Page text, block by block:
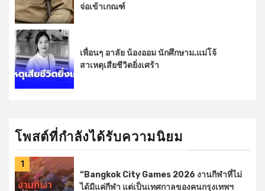
จ่อเข้าเกณฑ์
เพื่อนๆ อาลัย น้องออม นักศึกษาม.แม่โจ้
สาเหตุเสียชีวิตยิ่งเศร้า
โพสต์ที่กำลังได้รับความนิยม
1
“Bangkok City Games 2026 งานกีฬาที่ไม่
ได้มีแค่กีฬา แต่เป็นเทศกาลของคนกรุงเทพฯ